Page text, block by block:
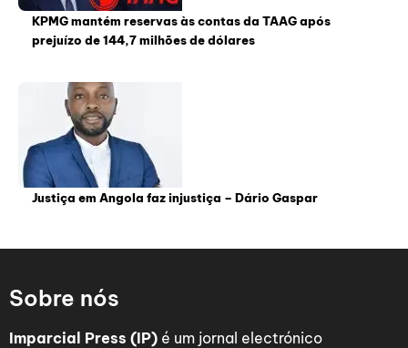
KPMG mantém reservas às contas da TAAG após
prejuízo de 144,7 milhões de dólares
Justiça em Angola faz injustiça – Dário Gaspar
Sobre nós
Imparcial Press (IP) é um jornal electrónico